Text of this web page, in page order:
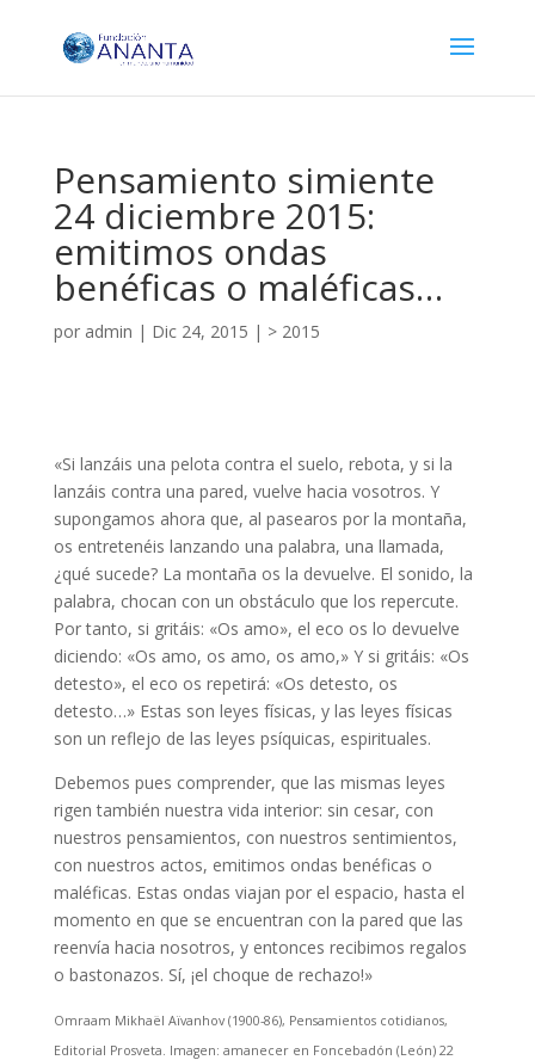
Pensamiento simiente
24 diciembre 2015:
emitimos ondas
benéficas o maléficas…
por admin | Dic 24, 2015 | > 2015
«Si lanzáis una pelota contra el suelo, rebota, y si la
lanzáis contra una pared, vuelve hacia vosotros. Y
supongamos ahora que, al pasearos por la montaña,
os entretenéis lanzando una palabra, una llamada,
¿qué sucede? La montaña os la devuelve. El sonido, la
palabra, chocan con un obstáculo que los repercute.
Por tanto, si gritáis: «Os amo», el eco os lo devuelve
diciendo: «Os amo, os amo, os amo,» Y si gritáis: «Os
detesto», el eco os repetirá: «Os detesto, os
detesto…» Estas son leyes físicas, y las leyes físicas
son un reflejo de las leyes psíquicas, espirituales.
Debemos pues comprender, que las mismas leyes
rigen también nuestra vida interior: sin cesar, con
nuestros pensamientos, con nuestros sentimientos,
con nuestros actos, emitimos ondas benéficas o
maléficas. Estas ondas viajan por el espacio, hasta el
momento en que se encuentran con la pared que las
reenvía hacia nosotros, y entonces recibimos regalos
o bastonazos. Sí, ¡el choque de rechazo!»
Omraam Mikhaël Aïvanhov (1900-86), Pensamientos cotidianos,
Editorial Prosveta. Imagen: amanecer en Foncebadón (León) 22